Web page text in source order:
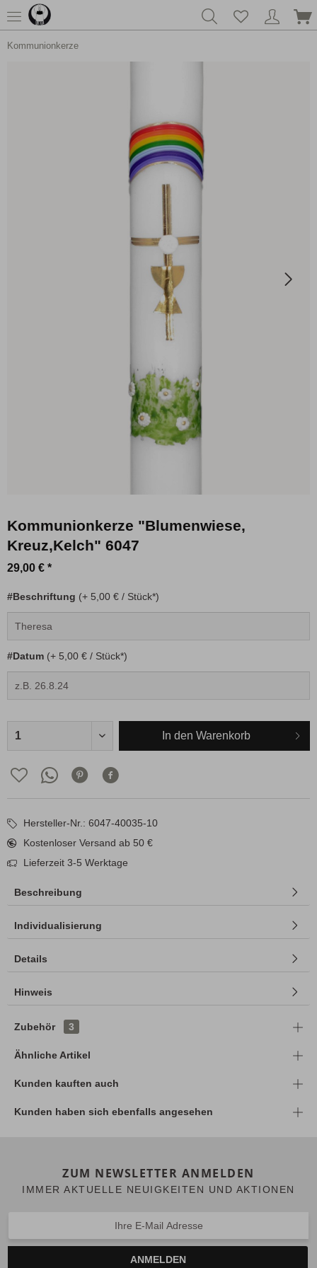
Kommunionkerze
Kommunionkerze "Blumenwiese,
Kreuz,Kelch" 6047
29,00 € *
#Beschriftung (+ 5,00 € / Stück*)
#Datum (+ 5,00 € / Stück*)
In den Warenkorb
Hersteller-Nr.: 6047-40035-10
Kostenloser Versand ab 50 €
Lieferzeit 3-5 Werktage
Beschreibung
Individualisierung
Details
Hinweis
Zubehör 3
Ähnliche Artikel
Kunden kauften auch
Kunden haben sich ebenfalls angesehen
ZUM NEWSLETTER ANMELDEN
IMMER AKTUELLE NEUIGKEITEN UND AKTIONEN
ANMELDEN